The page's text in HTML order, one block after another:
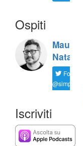
Ospiti
Maurizio
Natali
Follow
@simplemal
Iscriviti